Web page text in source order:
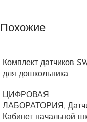
Похожие
Комплект датчиков
для дошкольника
ЦИФРОВАЯ
ЛАБОРАТОРИЯ ,
Кабинет начальной